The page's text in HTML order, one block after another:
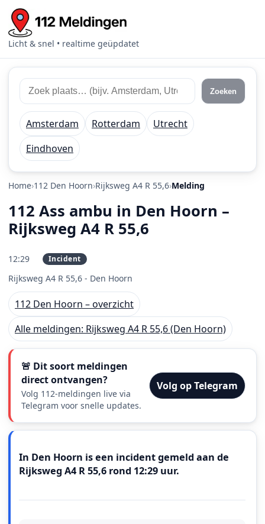
Licht & snel • realtime geüpdatet
Zoek 112 meldingen
Zoek plaats of regio Zoeken
Amsterdam Rotterdam
Utrecht
Eindhoven
Home 112 Den Hoorn Rijksweg A4 R 55,6 Melding
112 Ass ambu in Den Hoorn –
Rijksweg A4 R 55,6
12:29 Incident
Rijksweg A4 R 55,6 - Den Hoorn
112 Den Hoorn – overzicht
Alle meldingen: Rijksweg A4 R 55,6 (Den Hoorn)
🚨 Dit soort meldingen
direct ontvangen?
Volg 112-meldingen live via
Telegram voor snelle updates.
Volg op Telegram
In Den Hoorn is een incident gemeld aan de
Rijksweg A4 R 55,6 rond 12:29 uur.